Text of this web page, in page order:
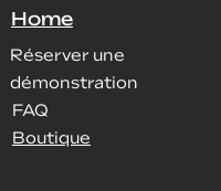
Home
Réserver une
démonstration
FAQ
Boutique